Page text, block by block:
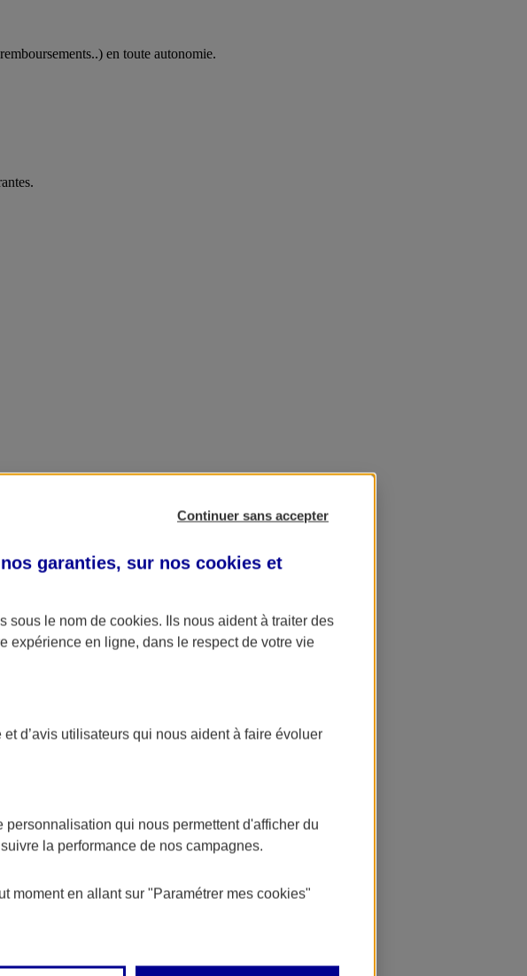
en toute autonomie.
L'application AXA Banque
Continuer sans accepter
garanties, sur nos cookies et
sous le nom de cookies. Ils nous aident à traiter des
expérience en ligne, dans le respect de votre vie
et d’avis utilisateurs qui nous aident à faire évoluer
personnalisation qui nous permettent d'afficher du
la performance de nos campagnes.
moment en allant sur "Paramétrer mes cookies"